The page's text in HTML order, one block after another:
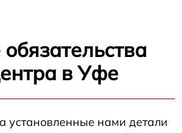
в Уфе
установленные нами детали